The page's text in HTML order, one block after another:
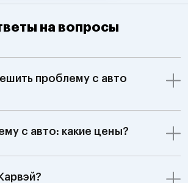
на вопросы
проблему с авто
с авто: какие цены?